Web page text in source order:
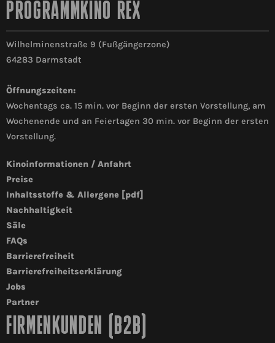
Sicherheitsabfrage
Neu laden
Datenschutz:
Mit Absenden der Kontaktabfrage gebe ich
mein Einverständnis, dass die oben genannten
Unternehmensgesellschaften übermittelt
werden. Weitere Informationen können unserer
PROGRAMMKINO REX
Wilhelminenstraße 9 (Fußgängerzone)
64283 Darmstadt
Öffnungszeiten:
Wochentags ca. 15 min. vor Beginn der ersten Vorstellung, am
Wochenende und an Feiertagen 30 min. vor Beginn der ersten
Vorstellung.
Kinoinformationen / Anfahrt
Preise
Inhaltsstoffe & Allergene [pdf]
Nachhaltigkeit
Säle
FAQs
Barrierefreiheit
Barrierefreiheitserklärung
Jobs
Partner
FIRMENKUNDEN (B2B)